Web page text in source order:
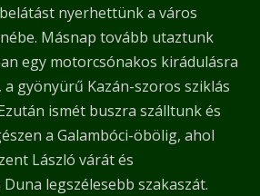
nyerhettünk a város
Másnap tovább utaztunk
egy motorcsónakos kirádulásra
gyönyürű Kazán-szoros sziklás
ismét buszra szálltunk és
a Galambóci-öbölig, ahol
László várát és
legszélesebb szakaszát.